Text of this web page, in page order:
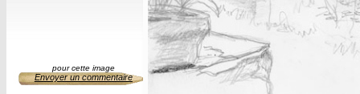
pour cette image
Envoyer un commentaire